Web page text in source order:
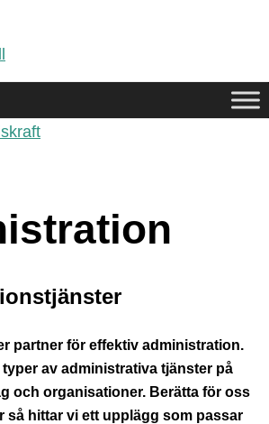
partner för effektiv administration.
av administrativa tjänster på
och organisationer. Berätta för oss
så hittar vi ett upplägg som passar